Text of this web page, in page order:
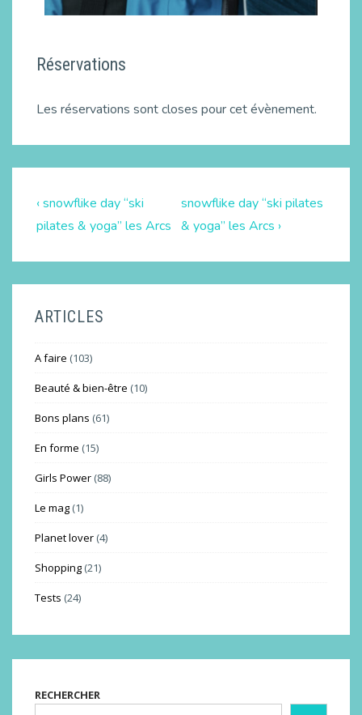
Réservations
Les réservations sont closes pour cet évènement.
‹ snowflike day “ski
pilates & yoga” les Arcs
snowflike day “ski pilates
& yoga” les Arcs ›
ARTICLES
A faire (103)
Beauté & bien-être (10)
Bons plans (61)
En forme (15)
Girls Power (88)
Le mag (1)
Planet lover (4)
Shopping (21)
Tests (24)
RECHERCHER